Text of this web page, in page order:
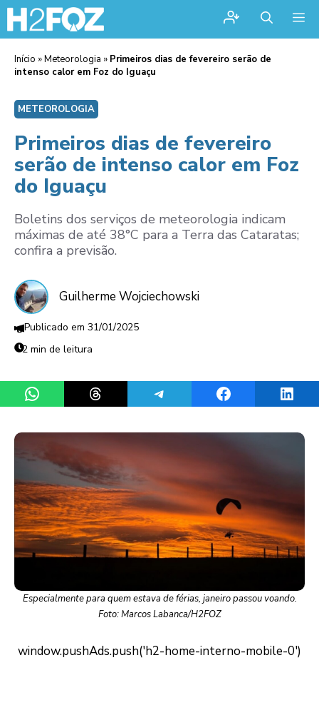
Início »Meteorologia » Primeiros dias de fevereiro serão de
intenso calor em Foz do Iguaçu
METEOROLOGIA
Primeiros dias de fevereiro
serão de intenso calor em Foz
do Iguaçu
Boletins dos serviços de meteorologia indicam
máximas de até 38°C para a Terra das Cataratas;
confira a previsão.
Guilherme Wojciechowski
31/01/2025
2 min de leitura
Share on WhatsAppShare on ThreadsShare on TelegramShare on Facebook
Especialmente para quem estava de férias, janeiro passou voando.
Foto: Marcos Labanca/H2FOZ